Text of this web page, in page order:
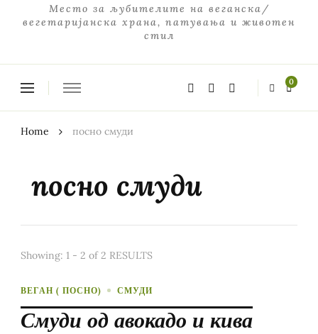
Место за љубителите на веганска/
вегетаријанска храна, патувања и животен
стил
0
Home посно смуди
посно смуди
Showing: 1 - 2 of 2 RESULTS
ВЕГАН ( ПОСНО) СМУДИ
Смуди од авокадо и кива